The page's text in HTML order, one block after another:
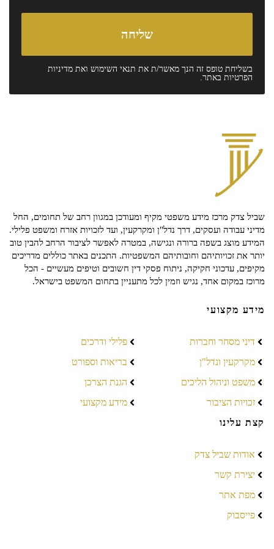
בשליחת טופס זה הנך מאשר/ת את תנאי השימוש ואת מדיניות
הפרטיות באתר.
שביל צדק מרכז מידע משפטי מקיף ומעודכן במגוון רחב של תחומים, החל
מדיני עבודה ועסקים, דרך נדל"ן ומקרקעין, ועד לזכויות אזרח ומשפט פלילי.
המידע מוצג בשפה ברורה ונגישה, במטרה לאפשר לציבור הרחב להבין טוב
יותר את זכויותיהם וחובותיהם המשפטיות. התכנים באתר כוללים מדריכים
מקיפים, עדכוני חקיקה, ניתוח פסקי דין חשובים וטיפים מעשיים - הכל
מרוכז במקום אחד, נגיש וזמין לכל מתעניין בתחום המשפט בישראל.
מידע מקצועי
דיני מסחר וחברות
מקרקעין ונדל"ן
משפט וניהול הליכים
זכויות הציבור
פלילי ודרכים
בריאות וספורט
הגנת הצרכן
מידע מקצועי
קצת עלינו
אודות שביל צדק
יצירת קשר
מפת אתר
פייסבוק